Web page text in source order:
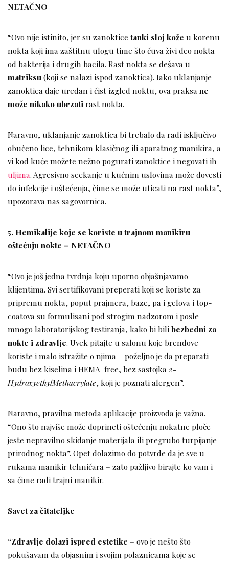
NETAČNO
“Ovo nije istinito, jer su zanoktice tanki sloj kože u korenu
nokta koji ima zaštitnu ulogu time što čuva živi deo nokta
od bakterija i drugih bacila. Rast nokta se dešava u
matriksu(koji se nalazi ispod zanoktica). Iako uklanjanje
zanoktica daje uredan i čist izgled noktu, ova praksane
može nikako ubrzatirast nokta.
Naravno, uklanjanje zanoktica bi trebalo da radi isključivo
obučeno lice, tehnikom klasičnog ili aparatnog manikira, a
vi kod kuće možete nežno pogurati zanoktice i negovati ih
uljima. Agresivno seckanje u kućnim uslovima može dovesti
do infekcije i oštećenja, čime se može uticati na rast nokta”,
upozorava nas sagovornica.
5. Hemikalije koje se koriste u trajnom manikiru
oštećuju nokte – NETAČNO
“Ovo je još jedna tvrdnja koju uporno objašnjavamo
klijentima. Svi sertifikovani preperati koji se koriste za
pripremu nokta, poput prajmera, baze, pa i gelova i top-
coatova su formulisani pod strogim nadzorom i posle
mnogo laboratorijskog testiranja, kako bi bilibezbedni za
nokte i zdravlje. Uvek pitajte u salonu koje brendove
koriste i malo istražite o njima – poželjno je da preparati
budu bez kiselina i HEMA-free, bez sastojka2-
HydroxyethylMethacrylate, koji je poznati alergen”.
Naravno, pravilna metoda aplikacije proizvoda je važna.
“Ono što najviše može doprineti oštećenju nokatne ploče
jeste nepravilno skidanje materijala ili pregrubo turpijanje
prirodnog nokta”. Opet dolazimo do potvrde da je sve u
rukama manikir tehničara – zato pažljivo birajte ko vam i
sa čime radi trajni manikir.
Savet za čitateljke
“Zdravlje dolazi ispred estetike – ovo je nešto što
pokušavam da objasnim i svojim polaznicama koje se